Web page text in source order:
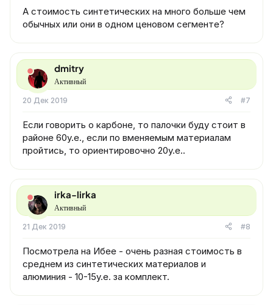
А стоимость синтетических на много больше чем
обычных или они в одном ценовом сегменте?
dmitry
Активный
20 Дек 2019 #7
Если говорить о карбоне, то палочки буду стоит в
районе 60у.е., если по вменяемым материалам
пройтись, то ориентировочно 20у.е..
irka-lirka
Активный
21 Дек 2019 #8
Посмотрела на Ибее - очень разная стоимость в
среднем из синтетических материалов и
алюминия - 10-15у.е. за комплект.